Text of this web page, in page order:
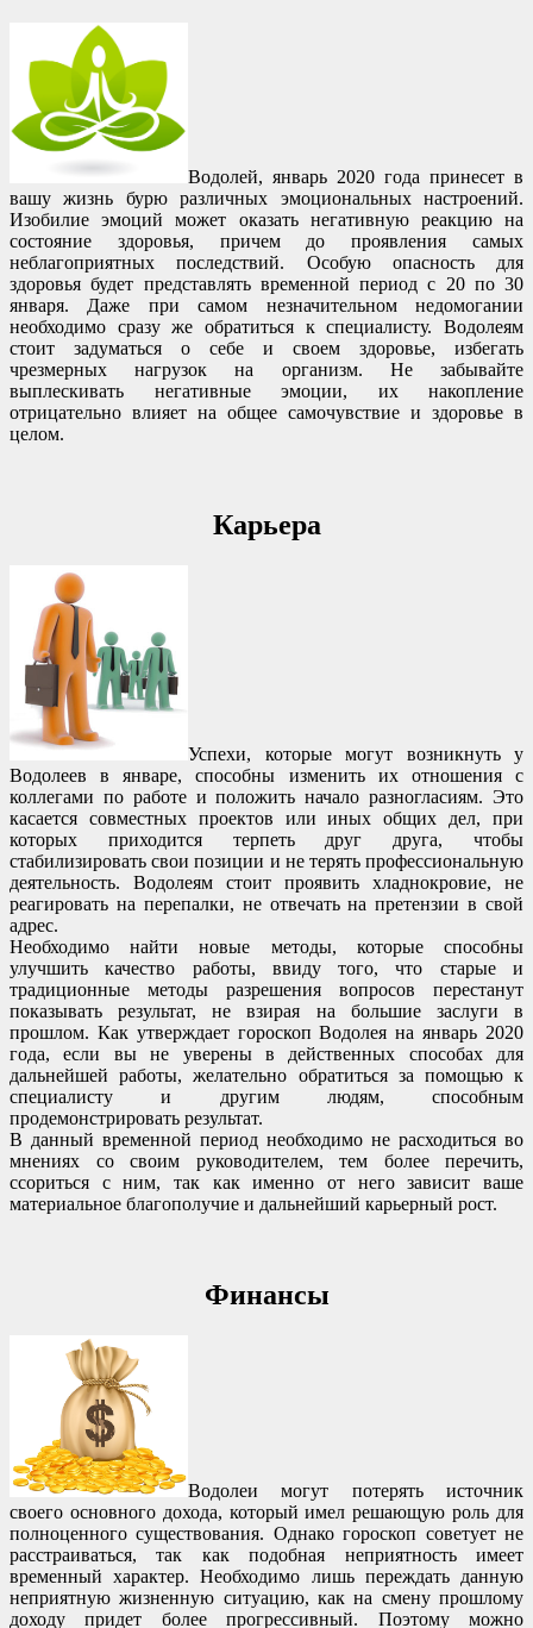
Водолей, январь 2020 года принесет в
вашу жизнь бурю различных эмоциональных настроений.
Изобилие эмоций может оказать негативную реакцию на
состояние здоровья, причем до проявления самых
неблагоприятных последствий. Особую опасность для
здоровья будет представлять временной период с 20 по 30
января. Даже при самом незначительном недомогании
необходимо сразу же обратиться к специалисту. Водолеям
стоит задуматься о себе и своем здоровье, избегать
чрезмерных нагрузок на организм. Не забывайте
выплескивать негативные эмоции, их накопление
отрицательно влияет на общее самочувствие и здоровье в
целом.
Карьера
Успехи, которые могут возникнуть у
Водолеев в январе, способны изменить их отношения с
коллегами по работе и положить начало разногласиям. Это
касается совместных проектов или иных общих дел, при
которых приходится терпеть друг друга, чтобы
стабилизировать свои позиции и не терять профессиональную
деятельность. Водолеям стоит проявить хладнокровие, не
реагировать на перепалки, не отвечать на претензии в свой
адрес.
Необходимо найти новые методы, которые способны
улучшить качество работы, ввиду того, что старые и
традиционные методы разрешения вопросов перестанут
показывать результат, не взирая на большие заслуги в
прошлом. Как утверждает гороскоп Водолея на январь 2020
года, если вы не уверены в действенных способах для
дальнейшей работы, желательно обратиться за помощью к
специалисту и другим людям, способным
продемонстрировать результат.
В данный временной период необходимо не расходиться во
мнениях со своим руководителем, тем более перечить,
ссориться с ним, так как именно от него зависит ваше
материальное благополучие и дальнейший карьерный рост.
Финансы
Водолеи могут потерять источник
своего основного дохода, который имел решающую роль для
полноценного существования. Однако гороскоп советует не
расстраиваться, так как подобная неприятность имеет
временный характер. Необходимо лишь переждать данную
неприятную жизненную ситуацию, как на смену прошлому
доходу придет более прогрессивный. Поэтому можно